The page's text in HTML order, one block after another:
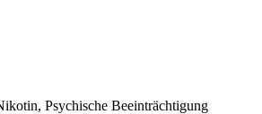
Psychische Beeinträchtigung